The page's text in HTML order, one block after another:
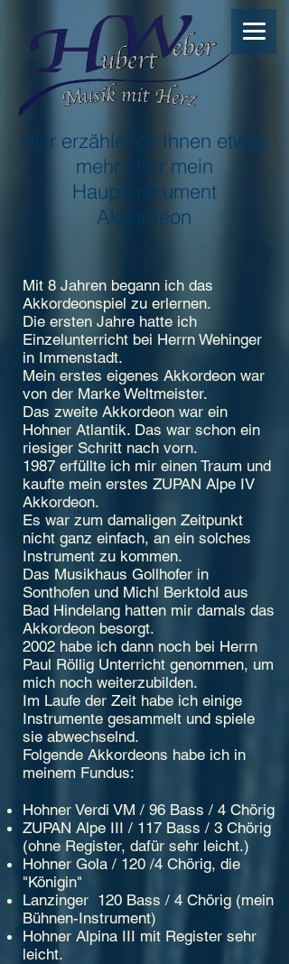
Hier erzähle ich Ihnen etwas
mehr über mein
Hauptinstrument
Akkordeon
Mit 8 Jahren begann ich das
Akkordeonspiel zu erlernen.
Die ersten Jahre hatte ich
Einzelunterricht bei Herrn Wehinger
in Immenstadt.
Mein erstes eigenes Akkordeon war
von der Marke Weltmeister.
Das zweite Akkordeon war ein
Hohner Atlantik. Das war schon ein
riesiger Schritt nach vorn.
1987 erfüllte ich mir einen Traum und
kaufte mein erstes ZUPAN Alpe IV
Akkordeon.
Es war zum damaligen Zeitpunkt
nicht ganz einfach, an ein solches
Instrument zu kommen.
Das Musikhaus Gollhofer in
Sonthofen und Michl Berktold aus
Bad Hindelang hatten mir damals das
Akkordeon besorgt.
2002 habe ich dann noch bei Herrn
Paul Röllig Unterricht genommen, um
mich noch weiterzubilden.
Im Laufe der Zeit habe ich einige
Instrumente gesammelt und spiele
sie abwechselnd.
Folgende Akkordeons habe ich in
meinem Fundus:
Hohner Verdi VM / 96 Bass / 4 Chörig
ZUPAN Alpe III / 117 Bass / 3 Chörig
(ohne Register, dafür sehr leicht.)
Hohner Gola / 120 /4 Chörig, die
"Königin"
Lanzinger 120 Bass / 4 Chörig (mein
Bühnen-Instrument)
Hohner Alpina III mit Register sehr
leicht.